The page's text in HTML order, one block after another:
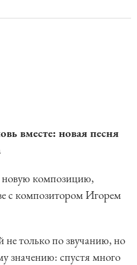
вместе: новая песня
новую композицию,
с композитором Игорем
не только по звучанию, но
значению: спустя много